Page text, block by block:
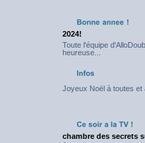
2024!
Toute l'équipe
heureuse...
Joyeux Noël à toutes et
chambre des secrets